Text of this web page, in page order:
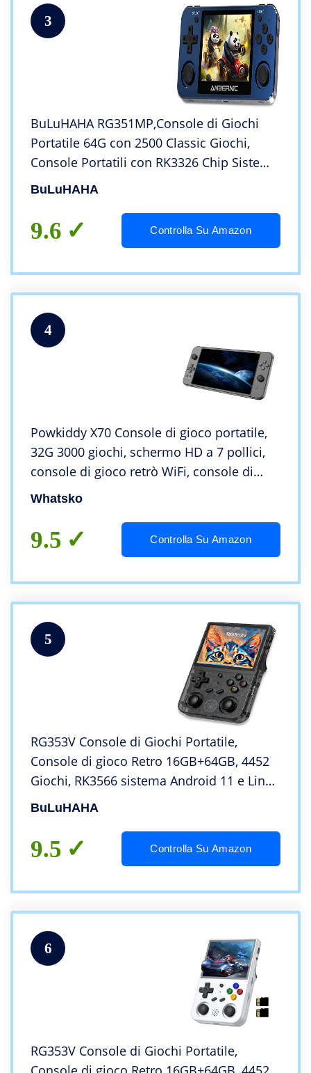
3
BuLuHAHA RG351MP,Console di Giochi
Portatile 64G con 2500 Classic Giochi,
Console Portatili con RK3326 Chip Sistema
open source stabile,Ricevitore di Segnale
BuLuHAHA
9.6 Controlla Su Amazon
4
Powkiddy X70 Console di gioco portatile,
32G 3000 giochi, schermo HD a 7 pollici,
console di gioco retrò WiFi, console di
gioco retrò supporta l’uscita HD
Whatsko
9.5 Controlla Su Amazon
5
RG353V Console di Giochi Portatile,
Console di gioco Retro 16GB+64GB, 4452
Giochi, RK3566 sistema Android 11 e Linux
quad-core 1.8GHz, Retro game console 3,5
BuLuHAHA
9.5 Controlla Su Amazon
6
RG353V Console di Giochi Portatile,